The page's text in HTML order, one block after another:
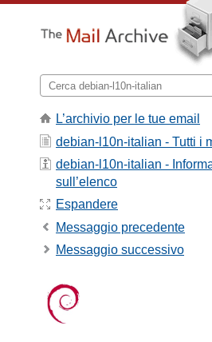
L’archivio per le tue email
debian-l10n-italian - Tutti i
debian-l10n-italian -
sull’elenco
Espandere
Messaggio precedente
Messaggio successivo